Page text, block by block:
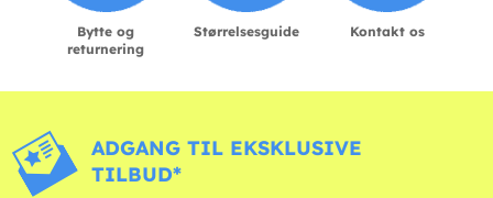
Bytte og
returnering
Størrelsesguide Kontakt os
ADGANG TIL EKSKLUSIVE
TILBUD*